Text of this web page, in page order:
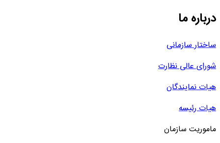
درباره ما
ساختار سازمانی
شورای عالی نظارت
هیات نمایندگان
هیات رئیسه
ماموریت سازمان